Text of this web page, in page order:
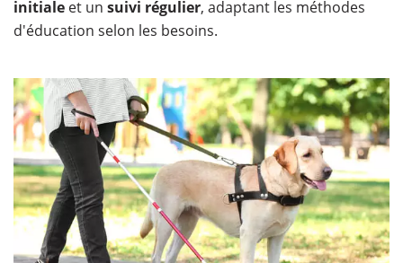
initiale et un suivi régulier, adaptant les méthodes
d'éducation selon les besoins.